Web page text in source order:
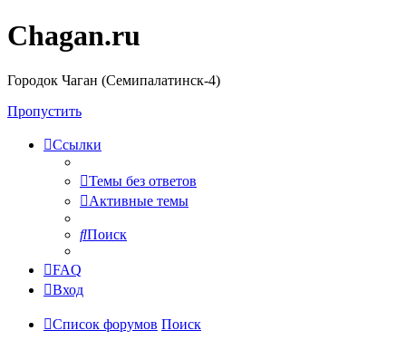
Chagan.ru
Городок Чаган (Семипалатинск-4)
Пропустить
Ссылки
Темы без ответов
Активные темы
Поиск
FAQ
Вход
Список форумов Поиск